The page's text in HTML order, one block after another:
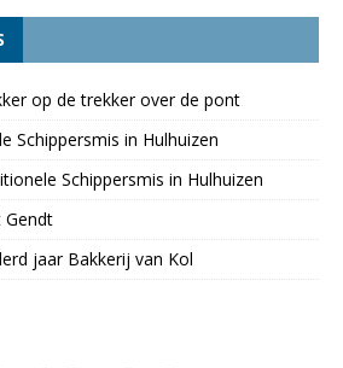
op de trekker over de pont
Schippersmis in Hulhuizen
Schippersmis in Hulhuizen
Gendt
jaar Bakkerij van Kol